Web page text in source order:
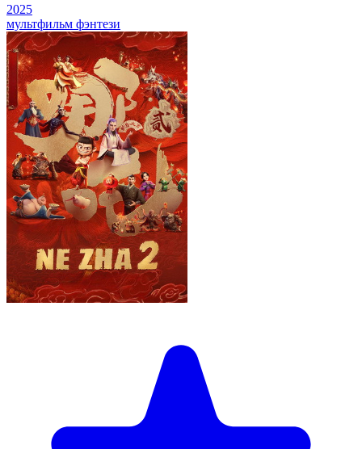
2025
мультфильм фэнтези